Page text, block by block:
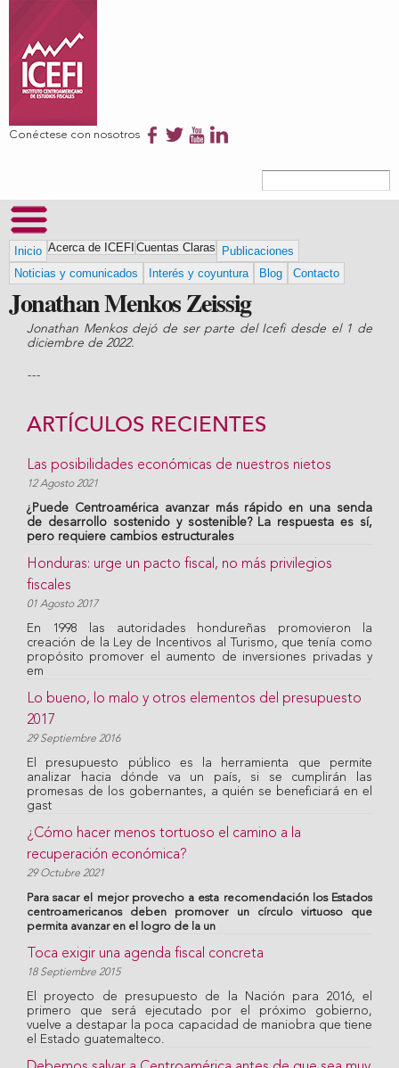
Conéctese con nosotros
Formulario
Inicio Acerca de ICEFI Cuentas Claras
Publicaciones
Noticias y comunicados
Interés y coyuntura Blog Contacto
Jonathan Menkos Zeissig
Jonathan Menkos dejó de ser parte del Icefi desde el 1 de
diciembre de 2022.
---
ARTÍCULOS RECIENTES
Las posibilidades económicas de nuestros nietos
12 Agosto 2021
¿Puede Centroamérica avanzar más rápido en una senda
de desarrollo sostenido y sostenible? La respuesta es sí,
pero requiere cambios estructurales
Honduras: urge un pacto fiscal, no más privilegios
fiscales
01 Agosto 2017
En 1998 las autoridades hondureñas promovieron la
creación de la Ley de Incentivos al Turismo, que tenía como
propósito promover el aumento de inversiones privadas y
em
Lo bueno, lo malo y otros elementos del presupuesto
2017
29 Septiembre 2016
El presupuesto público es la herramienta que permite
analizar hacia dónde va un país, si se cumplirán las
promesas de los gobernantes, a quién se beneficiará en el
gast
¿Cómo hacer menos tortuoso el camino a la
recuperación económica?
29 Octubre 2021
Para sacar el mejor provecho a esta recomendación los Estados
centroamericanos deben promover un círculo virtuoso que
permita avanzar en el logro de la un
Toca exigir una agenda fiscal concreta
18 Septiembre 2015
El proyecto de presupuesto de la Nación para 2016, el
primero que será ejecutado por el próximo gobierno,
vuelve a destapar la poca capacidad de maniobra que tiene
el Estado guatemalteco.